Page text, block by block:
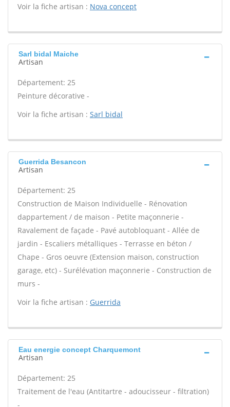
Voir la fiche artisan : Nova concept
Sarl bidal Maiche
Artisan
Département: 25
Peinture décorative -
Voir la fiche artisan : Sarl bidal
Guerrida Besancon
Artisan
Département: 25
Construction de Maison Individuelle - Rénovation
dappartement / de maison - Petite maçonnerie -
Ravalement de façade - Pavé autobloquant - Allée de
jardin - Escaliers métalliques - Terrasse en béton /
Chape - Gros oeuvre (Extension maison, construction
garage, etc) - Surélévation maçonnerie - Construction de
murs -
Voir la fiche artisan : Guerrida
Eau energie concept Charquemont
Artisan
Département: 25
Traitement de l'eau (Antitartre - adoucisseur - filtration)
-